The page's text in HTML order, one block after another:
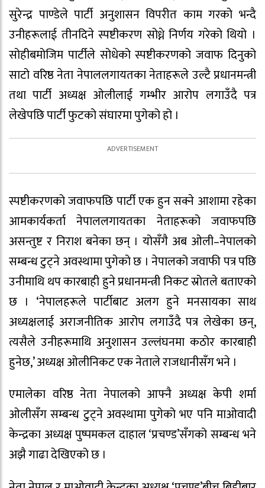
सुरेन्द्र पाण्डेले पार्टी अनुशासन विपरीत काम गरको भन्दै
उनीहरूलाई तीनदिने स्पष्टीकरण सोध्ने निर्णय गरेको थियो ।
सोहीबमोजिम पार्टीले सोधेको स्पष्टीकरणको जवाफ दिनुको
साटो वरिष्ठ नेता नेपाललगायतका नेताहरूले उल्टै प्रधानमन्त्री
तथा पार्टी अध्यक्ष ओलीलाई गम्भीर आरोप लगाउँदै पत्र
लेखेपछि पार्टी फुटको संघारमा पुगेको हो ।
स्पष्टीकरणको जवाफपछि पार्टी एक हुन सक्ने आशामा रहेका
आमकार्यकर्ता नेपाललगायतका नेताहरूको जवाफपछि
असन्तुष्ट र निराश बनेका छन् । योसँगै अब ओली–नेपालको
सम्बन्ध टुट्ने अवस्थामा पुगेको छ । नेपालको जवाफी पत्र पछि
उनीमाथि थप कारबाही हुने प्रधानमन्त्री निकट स्रोतले बताएको
छ । ‘नेपालहरूले पार्टीबाट अलग हुने मनसायका साथ
अध्यक्षलाई अराजनीतिक आरोप लगाउँदै पत्र लेखेका छन्,
त्यसैले उनीहरूमाथि अनुशासन उल्लंघनमा कठोर कारबाही
हुनेछ,’ अध्यक्ष ओलीनिकट एक नेताले राजधानीसँग भने ।
एमालेका वरिष्ठ नेता नेपालको आफ्नै अध्यक्ष केपी शर्मा
ओलीसँग सम्बन्ध टुट्ने अवस्थामा पुगेको भए पनि माओवादी
केन्द्रका अध्यक्ष पुष्पमकल दाहाल ‘प्रचण्ड’सँगको सम्बन्ध भने
अझै गाढा देखिएको छ ।